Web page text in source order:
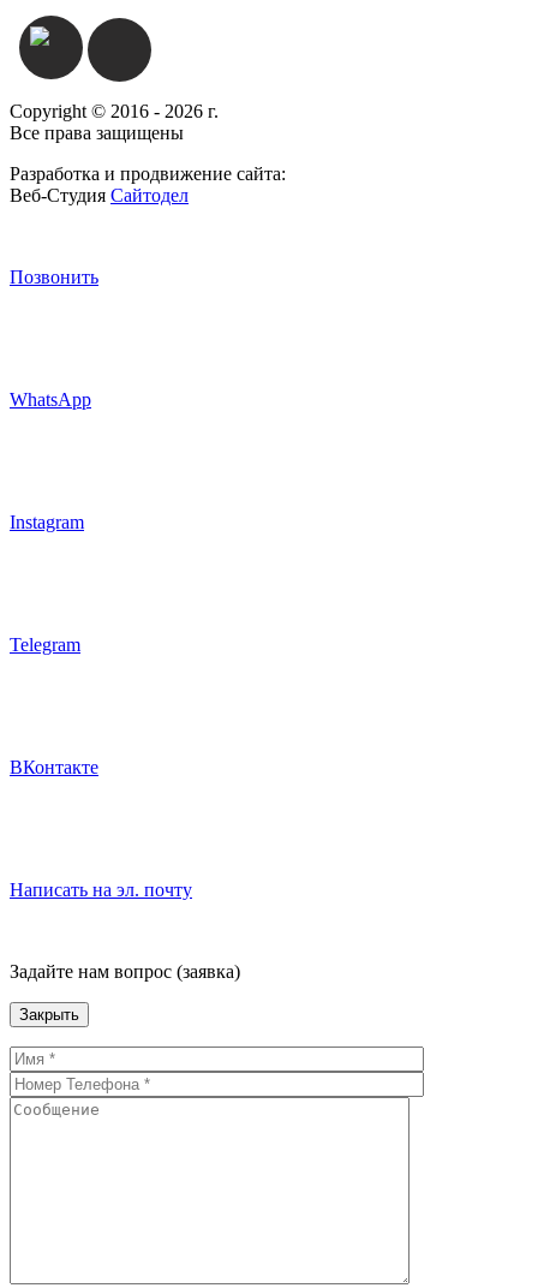
Copyright © 2016 - 2026 г.
Все права защищены
Разработка и продвижение сайта:
Веб-Студия Сайтодел
Позвонить
WhatsApp
Instagram
Telegram
ВКонтакте
Написать на эл. почту
Задайте нам вопрос (заявка)
Закрыть